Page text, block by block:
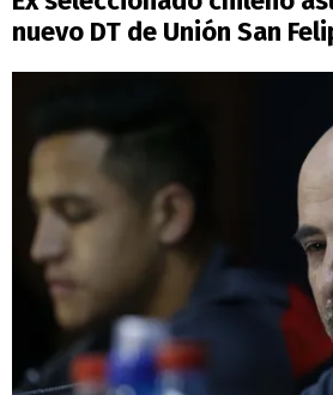
nuevo DT de Unión San